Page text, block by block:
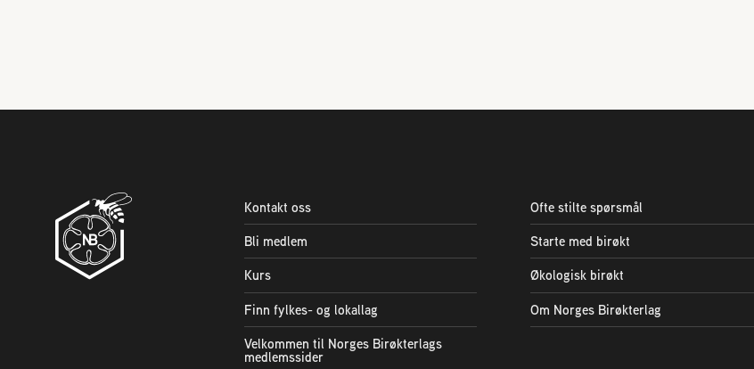
Kontakt oss
Bli medlem
Kurs
Finn fylkes- og lokallag
Velkommen til Norges Birøkterlags
medlemssider
Ofte stilte spørsmål
Starte med birøkt
Økologisk birøkt
Om Norges Birøkterlag